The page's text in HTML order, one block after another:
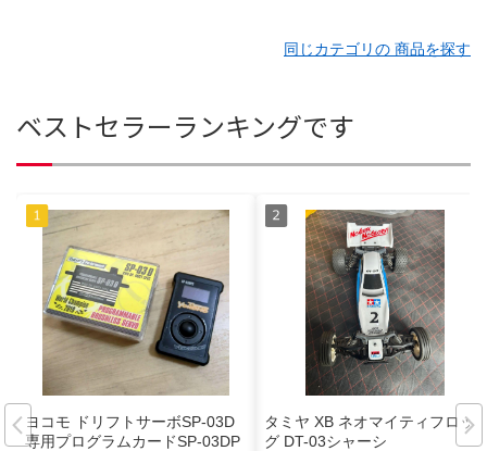
同じカテゴリの 商品を探す
ベストセラーランキングです
ヨコモ ドリフトサーボSP-03D
専用プログラムカードSP-03DP
タミヤ XB ネオマイティフロッ
グ DT-03シャーシ